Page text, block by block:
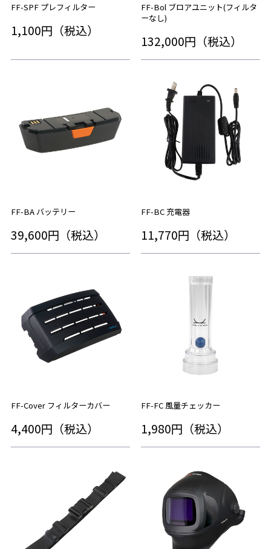
FF-SPF プレフィルター
1,100円（税込）
FF-Bol ブロアユニット(フィルタ
ーなし)
132,000円（税込）
FF-BA バッテリー
39,600円（税込）
FF-BC 充電器
11,770円（税込）
FF-Cover フィルターカバー
4,400円（税込）
FF-FC 風量チェッカー
1,980円（税込）